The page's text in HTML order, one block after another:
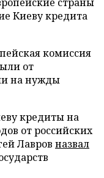
Киеву кредита
комиссия
от
на нужды
кредиты на
от российских
Лавров назвал